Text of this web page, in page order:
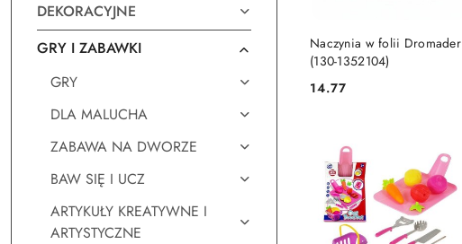
DEKORACYJNE
GRY I ZABAWKI
GRY
DLA MALUCHA
ZABAWA NA DWORZE
BAW SIĘ I UCZ
ARTYKUŁY KREATYWNE I
ARTYSTYCZNE
Naczynia w folii Dromader
(130-1352104)
Cena:
14.77
DO KOSZYKA